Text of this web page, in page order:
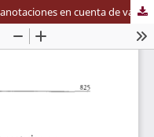
Tratamiento jurídico del sistema de anotaciones en cuenta de valores